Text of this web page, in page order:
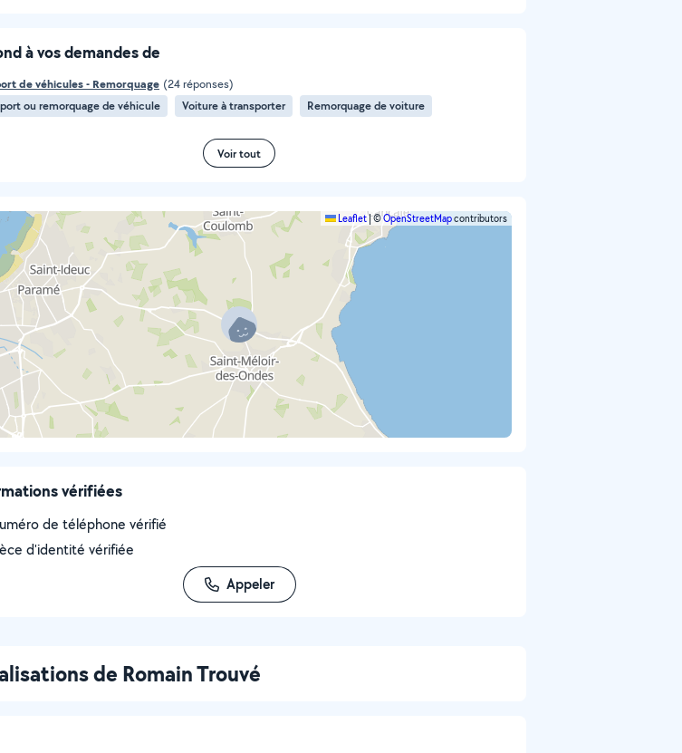
à vos demandes de
de véhicules - Remorquage (24 réponses)
ou remorquage de véhicule
Voiture à transporter Remorquage de voiture
Voir tout
Leaflet|©OpenStreetMapcontributors
vérifiées
de téléphone vérifié
d'identité vérifiée
Appeler
de Romain Trouvé